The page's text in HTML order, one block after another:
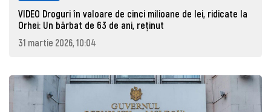
VIDEO Droguri în valoare de cinci milioane de lei, ridicate la
Orhei: Un bărbat de 63 de ani, reţinut
31 martie 2026, 10:04